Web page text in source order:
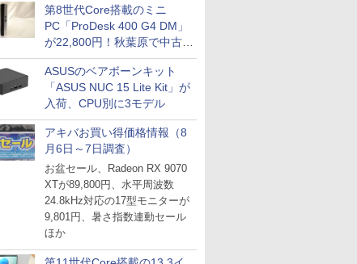
第8世代Core搭載のミニ
PC「ProDesk 400 G4 DM」
が22,800円！秋葉原で中古
PCセール
ASUSのベアボーンキット
「ASUS NUC 15 Lite Kit」が
入荷、CPU別に3モデル
アキバお買い得価格情報（8
月6日～7日調査）
お盆セール、Radeon RX 9070
XTが89,800円、水平周波数
24.8kHz対応の17型モニターが
9,801円、暑さ指数連動セール
ほか